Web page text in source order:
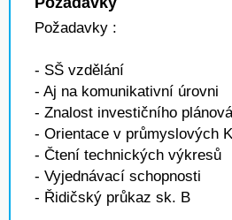
Požadavky :
- SŠ vzdělání
- Aj na komunikativní úrovni
- Znalost investičního
- Orientace v průmyslových
- Čtení technických výkresů
- Vyjednávací schopnosti
- Řidičský průkaz sk. B